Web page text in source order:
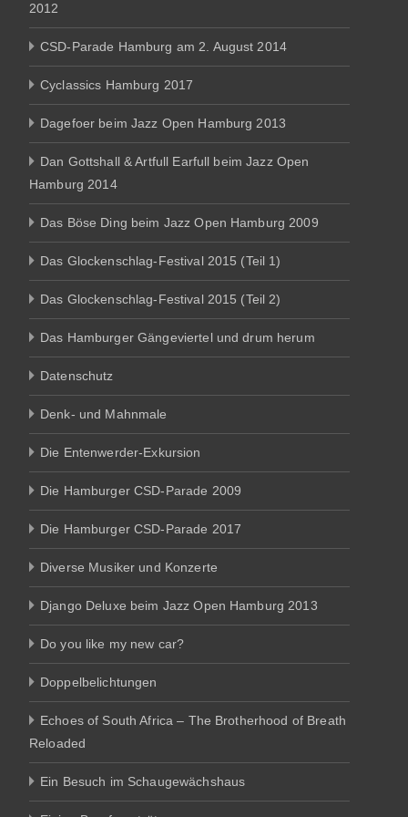
2012
CSD-Parade Hamburg am 2. August 2014
Cyclassics Hamburg 2017
Dagefoer beim Jazz Open Hamburg 2013
Dan Gottshall & Artfull Earfull beim Jazz Open
Hamburg 2014
Das Böse Ding beim Jazz Open Hamburg 2009
Das Glockenschlag-Festival 2015 (Teil 1)
Das Glockenschlag-Festival 2015 (Teil 2)
Das Hamburger Gängeviertel und drum herum
Datenschutz
Denk- und Mahnmale
Die Entenwerder-Exkursion
Die Hamburger CSD-Parade 2009
Die Hamburger CSD-Parade 2017
Diverse Musiker und Konzerte
Django Deluxe beim Jazz Open Hamburg 2013
Do you like my new car?
Doppelbelichtungen
Echoes of South Africa – The Brotherhood of Breath
Reloaded
Ein Besuch im Schaugewächshaus